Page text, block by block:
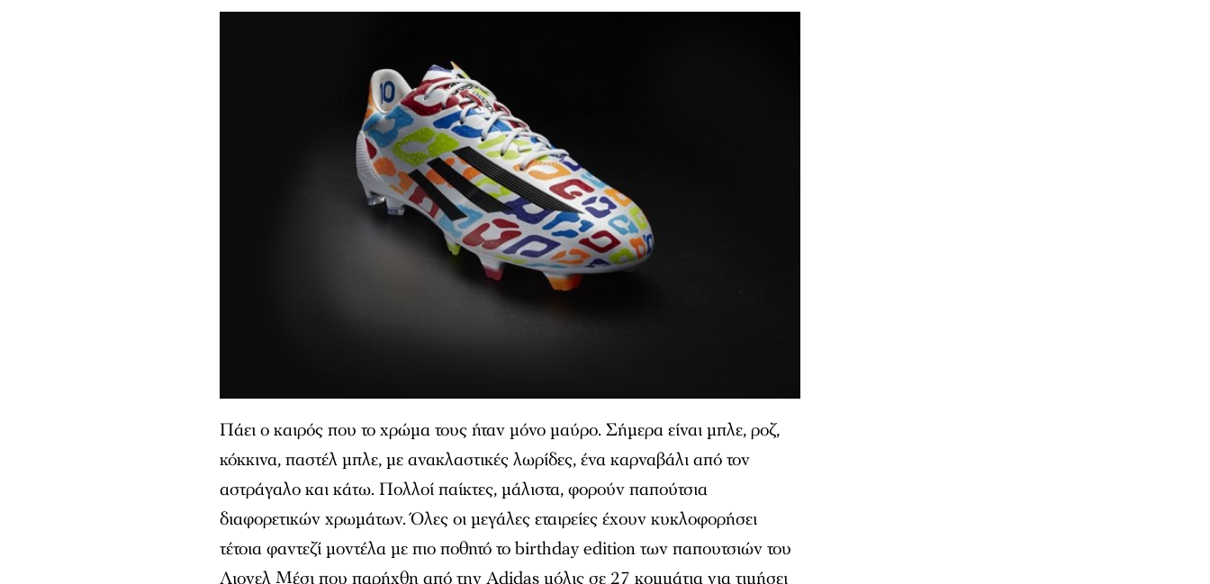
Πάει ο καιρός που το χρώμα τους ήταν μόνο μαύρο. Σήμερα είναι μπλε, ροζ,
κόκκινα, παστέλ μπλε, με ανακλαστικές λωρίδες, ένα καρναβάλι από τον
αστράγαλο και κάτω. Πολλοί παίκτες, μάλιστα, φορούν παπούτσια
διαφορετικών χρωμάτων. Όλες οι μεγάλες εταιρείες έχουν κυκλοφορήσει
τέτοια φαντεζί μοντέλα με πιο ποθητό το birthday edition των παπουτσιών του
Λιονελ Μέσι που παρήχθη από την Adidas μόλις σε 27 κομμάτια για τιμήσει